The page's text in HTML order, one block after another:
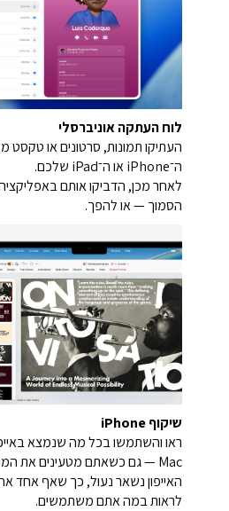
לוח העתקה אוניברסלי
העתיקו תמונות, סרטונים או טקסט
ה־iPhone או ה־iPad שלכם.
הסמוך — או להפך.
שיקוף iPhone
ראו והשתמשו בכל מה שנמצא
Mac — גם כשאתם מטעינים את המכשיר בחדר אחר.
האייפון נשאר נעול, כך שאף אחד
לראות במה אתם משתמשים.